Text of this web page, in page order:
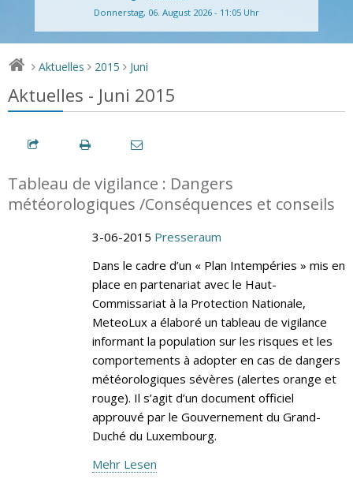
Donnerstag, 06. August 2026 - 11:05 Uhr
> Aktuelles > 2015 > Juni
Aktuelles - Juni 2015
Tableau de vigilance : Dangers
météorologiques /Conséquences et conseils
3-06-2015 Presseraum
Dans le cadre d’un « Plan Intempéries » mis en
place en partenariat avec le Haut-
Commissariat à la Protection Nationale,
MeteoLux a élaboré un tableau de vigilance
informant la population sur les risques et les
comportements à adopter en cas de dangers
météorologiques sévères (alertes orange et
rouge). Il s’agit d’un document officiel
approuvé par le Gouvernement du Grand-
Duché du Luxembourg.
Mehr Lesen